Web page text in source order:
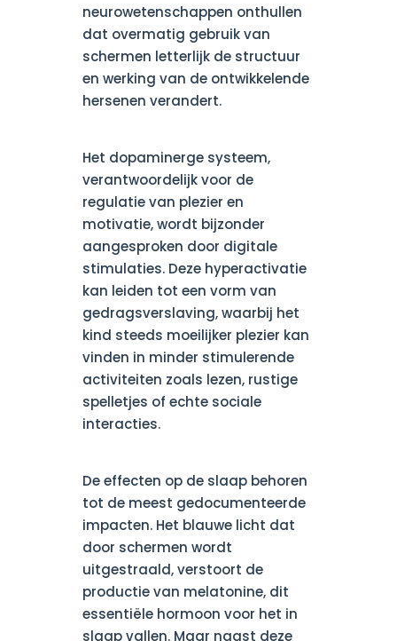
neurowetenschappen onthullen
dat overmatig gebruik van
schermen letterlijk de structuur
en werking van de ontwikkelende
hersenen verandert.
Het dopaminerge systeem,
verantwoordelijk voor de
regulatie van plezier en
motivatie, wordt bijzonder
aangesproken door digitale
stimulaties. Deze hyperactivatie
kan leiden tot een vorm van
gedragsverslaving, waarbij het
kind steeds moeilijker plezier kan
vinden in minder stimulerende
activiteiten zoals lezen, rustige
spelletjes of echte sociale
interacties.
De effecten op de slaap behoren
tot de meest gedocumenteerde
impacten. Het blauwe licht dat
door schermen wordt
uitgestraald, verstoort de
productie van melatonine, dit
essentiële hormoon voor het in
slaap vallen. Maar naast deze